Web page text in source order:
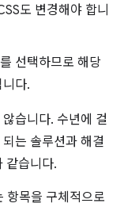
도 변경해야 합니
선택하므로 해당
다.
습니다. 수년에 걸
는 솔루션과 해결
같습니다.
항목을 구체적으로